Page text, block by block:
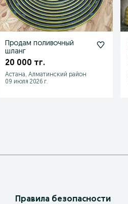
Продам поливочный
шланг
20 000 тг.
Астана, Алматинский район
09 июля 2026 г.
Правила безопасности